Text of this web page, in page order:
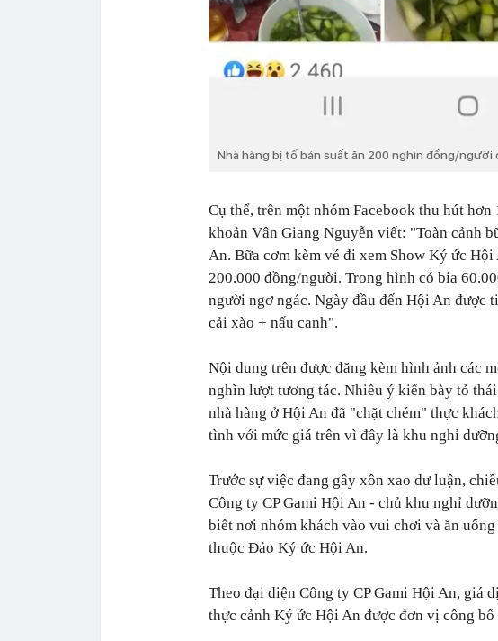
Nhà hàng bị tố bán suất ăn 200 nghìn đồng/người
Cụ thể, trên một nhóm Facebook thu hút
khoản Vân Giang Nguyễn viết: "Toàn cảnh
An. Bữa cơm kèm vé đi xem Show Ký ức
200.000 đồng/người. Trong hình có bia
người ngơ ngác. Ngày đầu đến Hội An được
cải xào + nấu canh".
Nội dung trên được đăng kèm hình ảnh các
nghìn lượt tương tác. Nhiều ý kiến bày tỏ
nhà hàng ở Hội An đã "chặt chém" thực
tình với mức giá trên vì đây là khu nghỉ
Trước sự việc đang gây xôn xao dư luận,
Công ty CP Gami Hội An - chủ khu nghỉ
biết nơi nhóm khách vào vui chơi và ăn
thuộc Đảo Ký ức Hội An.
Theo đại diện Công ty CP Gami Hội An, giá
thực cảnh Ký ức Hội An được đơn vị công